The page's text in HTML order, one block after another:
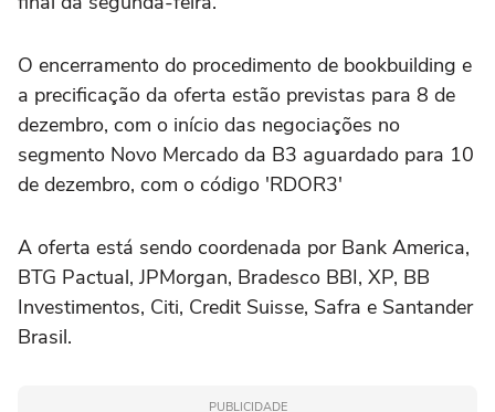
O encerramento do procedimento de bookbuilding e
a precificação da oferta estão previstas para 8 de
dezembro, com o início das negociações no
segmento Novo Mercado da B3 aguardado para 10
de dezembro, com o código 'RDOR3'
A oferta está sendo coordenada por Bank America,
BTG Pactual, JPMorgan, Bradesco BBI, XP, BB
Investimentos, Citi, Credit Suisse, Safra e Santander
Brasil.
PUBLICIDADE